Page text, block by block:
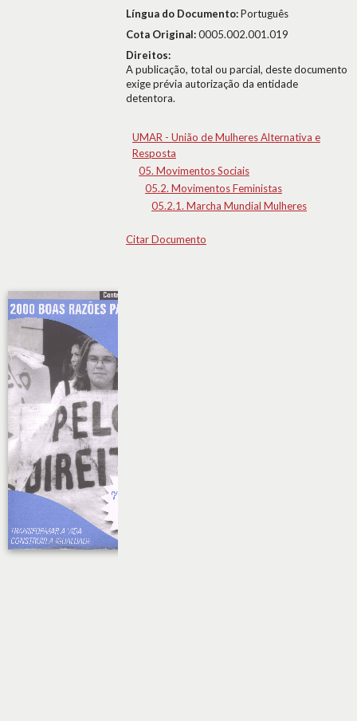
Língua do Documento:Português
Cota Original:0005.002.001.019
Direitos:
A publicação, total ou parcial, deste documento
exige prévia autorização da entidade
detentora.
UMAR - União de Mulheres Alternativa e
Resposta
05. Movimentos Sociais
05.2. Movimentos Feministas
05.2.1. Marcha Mundial Mulheres
Citar Documento